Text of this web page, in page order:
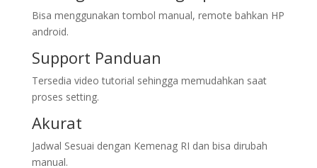
Bisa menggunakan tombol manual, remote bahkan HP
android.
Support Panduan
Tersedia video tutorial sehingga memudahkan saat
proses setting.
Akurat
Jadwal Sesuai dengan Kemenag RI dan bisa dirubah
manual.